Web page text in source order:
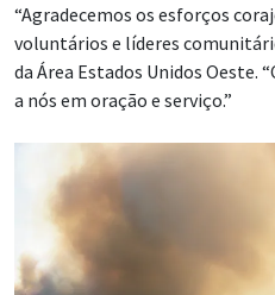
“Agradecemos os esforços
voluntários e líderes
da Área Estados Unidos Oeste.
a nós em oração e serviço.”